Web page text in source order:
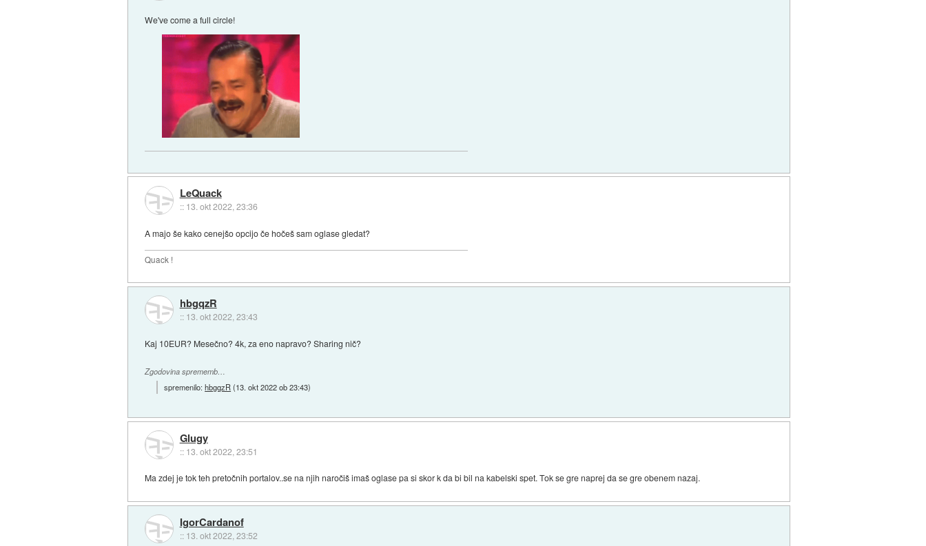
We've come a full circle!
LeQuack
:: 13. okt 2022, 23:36
A majo še kako cenejšo opcijo če hočeš sam oglase gledat?
Quack !
hbgqzR
:: 13. okt 2022, 23:43
Kaj 10EUR? Mesečno? 4k, za eno napravo? Sharing nič?
Zgodovina sprememb…
spremenilo:hbgqzR(13. okt 2022 ob 23:43)
Glugy
:: 13. okt 2022, 23:51
Ma zdej je tok teh pretočnih portalov..se na njih naročiš imaš oglase pa si skor k da bi bil na kabelski spet. Tok se gre naprej da se gre obenem nazaj.
IgorCardanof
:: 13. okt 2022, 23:52